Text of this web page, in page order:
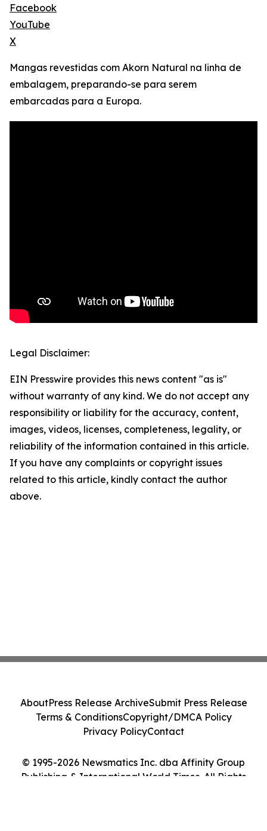
Facebook
YouTube
X
Mangas revestidas com Akorn Natural na linha de
embalagem, preparando-se para serem
embarcadas para a Europa.
Legal Disclaimer:
EIN Presswire provides this news content "as is"
without warranty of any kind. We do not accept any
responsibility or liability for the accuracy, content,
images, videos, licenses, completeness, legality, or
reliability of the information contained in this article.
If you have any complaints or copyright issues
related to this article, kindly contact the author
above.
© 1995-2026 Newsmatics Inc. dba Affinity Group
Publishing & International World Times. All Rights
AboutPress Release ArchiveSubmit Press Release
Terms & ConditionsCopyright/DMCA Policy
Privacy PolicyContact